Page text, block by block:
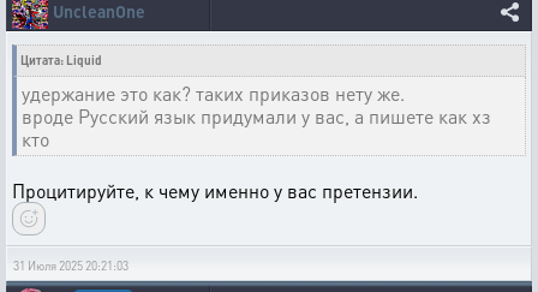
UncleanOne
Цитата: Liquid
удержание это как? таких приказов нету же.
вроде Русский язык придумали у вас, а пишете как хз
кто
Процитируйте, к чему именно у вас претензии.
31 Июля 2025 20:21:03